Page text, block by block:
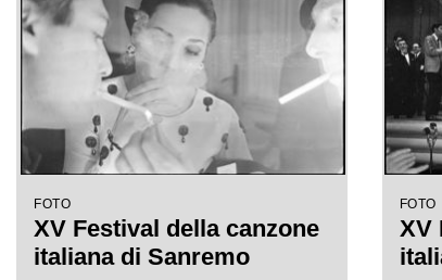
FOTO
XV Festival della canzone
italiana di Sanremo
FOTO
XV